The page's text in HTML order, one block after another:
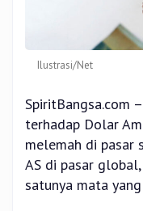
Ilustrasi/Net
SpiritBangsa.com
terhadap Dolar
melemah di pasar
AS di pasar
satunya mata